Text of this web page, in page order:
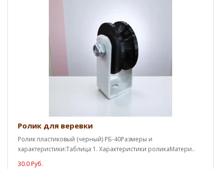
Ролик для веревки
Ролик пластиковый (черный) РБ-40Размеры и
характеристики:Таблица 1. Характеристики роликаМатери..
30.0 Руб.